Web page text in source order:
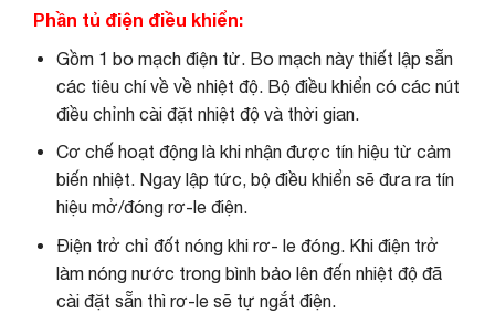
Phần tủ điện điều khiển:
Gồm 1 bo mạch điện tử. Bo mạch này thiết lập sẵn
các tiêu chí về về nhiệt độ. Bộ điều khiển có các nút
điều chỉnh cài đặt nhiệt độ và thời gian.
Cơ chế hoạt động là khi nhận được tín hiệu từ cảm
biến nhiệt. Ngay lập tức, bộ điều khiển sẽ đưa ra tín
hiệu mở/đóng rơ-le điện.
Điện trở chỉ đốt nóng khi rơ- le đóng. Khi điện trở
làm nóng nước trong bình bảo lên đến nhiệt độ đã
cài đặt sẵn thì rơ-le sẽ tự ngắt điện.